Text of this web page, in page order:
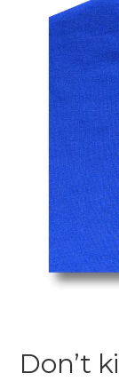
Don’t